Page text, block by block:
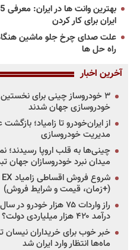
ایران برای کار کردن
علت صدای چرخ جلو ماشین
راه حل ها
آخرین اخبار
خودروسازی جهان شدند
از ایران‌خودرو تا زامیاد؛
مدیریت خودروسازی
میدان نبرد خودروسازان جهان
(+زمان، قیمت و شرایط فروش)
درآمد ۴۲۰ هزار میلیاردی دولت؟
خبر خوب برای خریداران
ماه‌ها انتظار وارد ایران شد